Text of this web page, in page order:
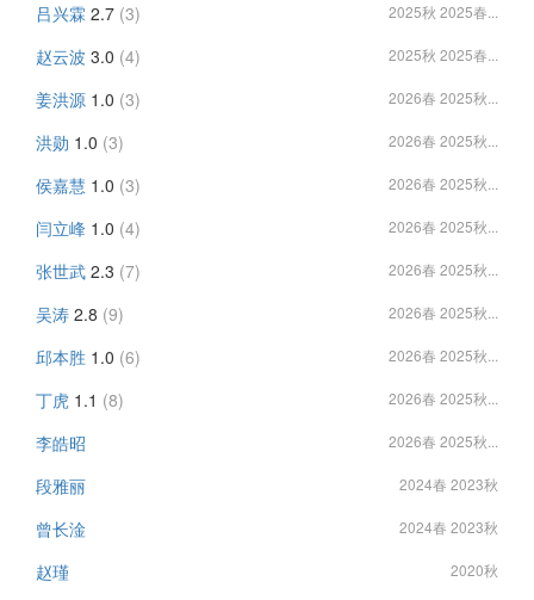
吕兴霖 2.7 (3) 2025秋 2025春...
赵云波 3.0 (4) 2025秋 2025春...
姜洪源 1.0 (3) 2026春 2025秋...
洪勋 1.0 (3) 2026春 2025秋...
侯嘉慧 1.0 (3) 2026春 2025秋...
闫立峰 1.0 (4) 2026春 2025秋...
张世武 2.3 (7) 2026春 2025秋...
吴涛 2.8 (9) 2026春 2025秋...
邱本胜 1.0 (6) 2026春 2025秋...
丁虎 1.1 (8) 2026春 2025秋...
李皓昭 2026春 2025秋...
段雅丽 2024春 2023秋
曾长淦 2024春 2023秋
赵瑾 2020秋